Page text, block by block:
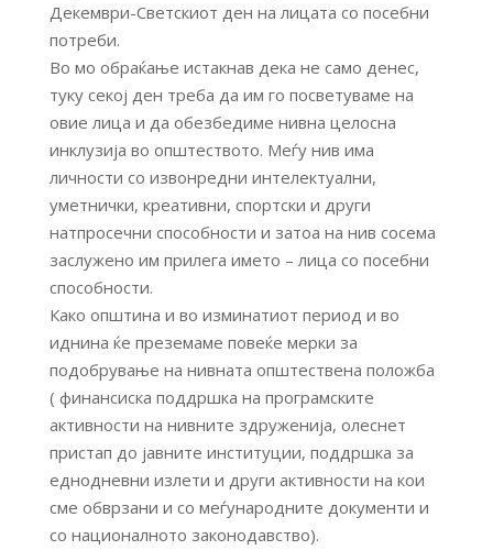
Декември-Светскиот ден на лицата со посебни
потреби.
Во мо обраќање истакнав дека не само денес,
туку секој ден треба да им го посветуваме на
овие лица и да обезбедиме нивна целосна
инклузија во општеството. Меѓу нив има
личности со извонредни интелектуални,
уметнички, креативни, спортски и други
натпросечни способности и затоа на нив сосема
заслужено им прилега името – лица со посебни
способности.
Како општина и во изминатиот период и во
иднина ќе преземаме повеќе мерки за
подобрување на нивната општествена положба
( финансиска поддршка на програмските
активности на нивните здруженија, олеснет
пристап до јавните институции, поддршка за
еднодневни излети и други активности на кои
сме обврзани и со меѓународните документи и
со националното законодавство).